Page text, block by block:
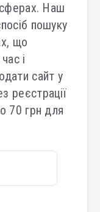
сферах. Наш
пошуку
що
і
сайт у
реєстрації
70 грн для